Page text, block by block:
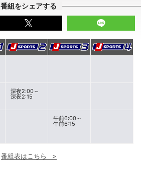
番組をシェアする
深夜2:00～
深夜2:15
午前6:00～
午前6:15
番組表はこちら